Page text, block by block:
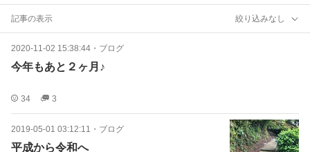
記事の表示 絞り込みなし
2020-11-02 15:38:44 ・ ブログ
今年もあと２ヶ月♪
34 3
2019-05-01 03:12:11 ・ ブログ
平成から令和へ